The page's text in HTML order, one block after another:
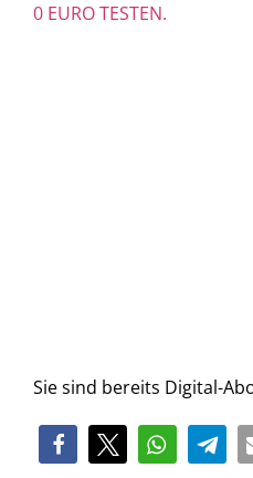
0 EURO TESTEN.
Sie sind bereits Digital-